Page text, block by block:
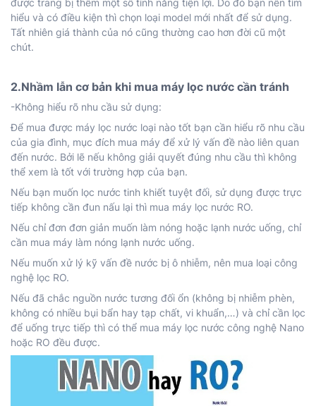
hiểu và có điều kiện thì chọn loại model mới nhất để sử dụng.
Tất nhiên giá thành của nó cũng thường cao hơn đời cũ một
chút.
2.Nhầm lẫn cơ bản khi mua máy lọc nước cần tránh
-Không hiểu rõ nhu cầu sử dụng:
Để mua được máy lọc nước loại nào tốt bạn cần hiểu rõ nhu cầu
của gia đình, mục đích mua máy để xử lý vấn đề nào liên quan
đến nước. Bởi lẽ nếu không giải quyết đúng nhu cầu thì không
thể xem là tốt với trường hợp của bạn.
Nếu bạn muốn lọc nước tinh khiết tuyệt đối, sử dụng được trực
tiếp không cần đun nấu lại thì mua máy lọc nước RO.
Nếu chỉ đơn đơn giản muốn làm nóng hoặc lạnh nước uống, chỉ
cần mua máy làm nóng lạnh nước uống.
Nếu muốn xử lý kỹ vấn đề nước bị ô nhiễm, nên mua loại công
nghệ lọc RO.
Nếu đã chắc nguồn nước tương đối ổn (không bị nhiễm phèn,
không có nhiều bụi bẩn hay tạp chất, vi khuẩn,…) và chỉ cần lọc
để uống trực tiếp thì có thể mua máy lọc nước công nghệ Nano
hoặc RO đều được.